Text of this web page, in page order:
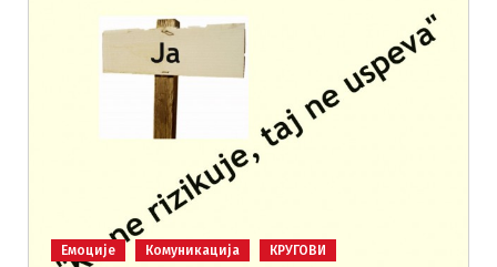
Емоције Комуникација КРУГОВИ